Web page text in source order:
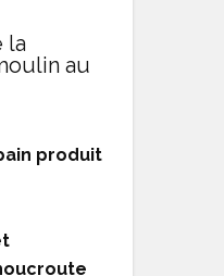
la
au
produit